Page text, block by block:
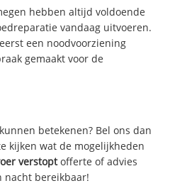
hebben altijd voldoende
vandaag uitvoeren.
een noodvoorziening
gemaakt voor de
betekenen? Bel ons dan
kijken wat de mogelijkheden
verstoptofferte of advies
nacht bereikbaar!